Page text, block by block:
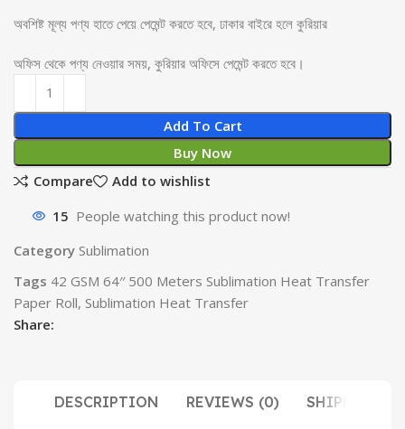
অবশিষ্ট মূল্য পণ্য হাতে পেয়ে পেমেন্ট করতে হবে, ঢাকার বাইরে হলে কুরিয়ার
অফিস থেকে পণ্য নেওয়ার সময়, কুরিয়ার অফিসে পেমেন্ট করতে হবে।
Add To Cart
Buy Now
Compare
Add to wishlist
15 People watching this product now!
Category Sublimation
Tags 42 GSM 64′′ 500 Meters Sublimation Heat Transfer
Paper Roll,Sublimation Heat Transfer
Share:
DESCRIPTION REVIEWS (0) SHIPPING &